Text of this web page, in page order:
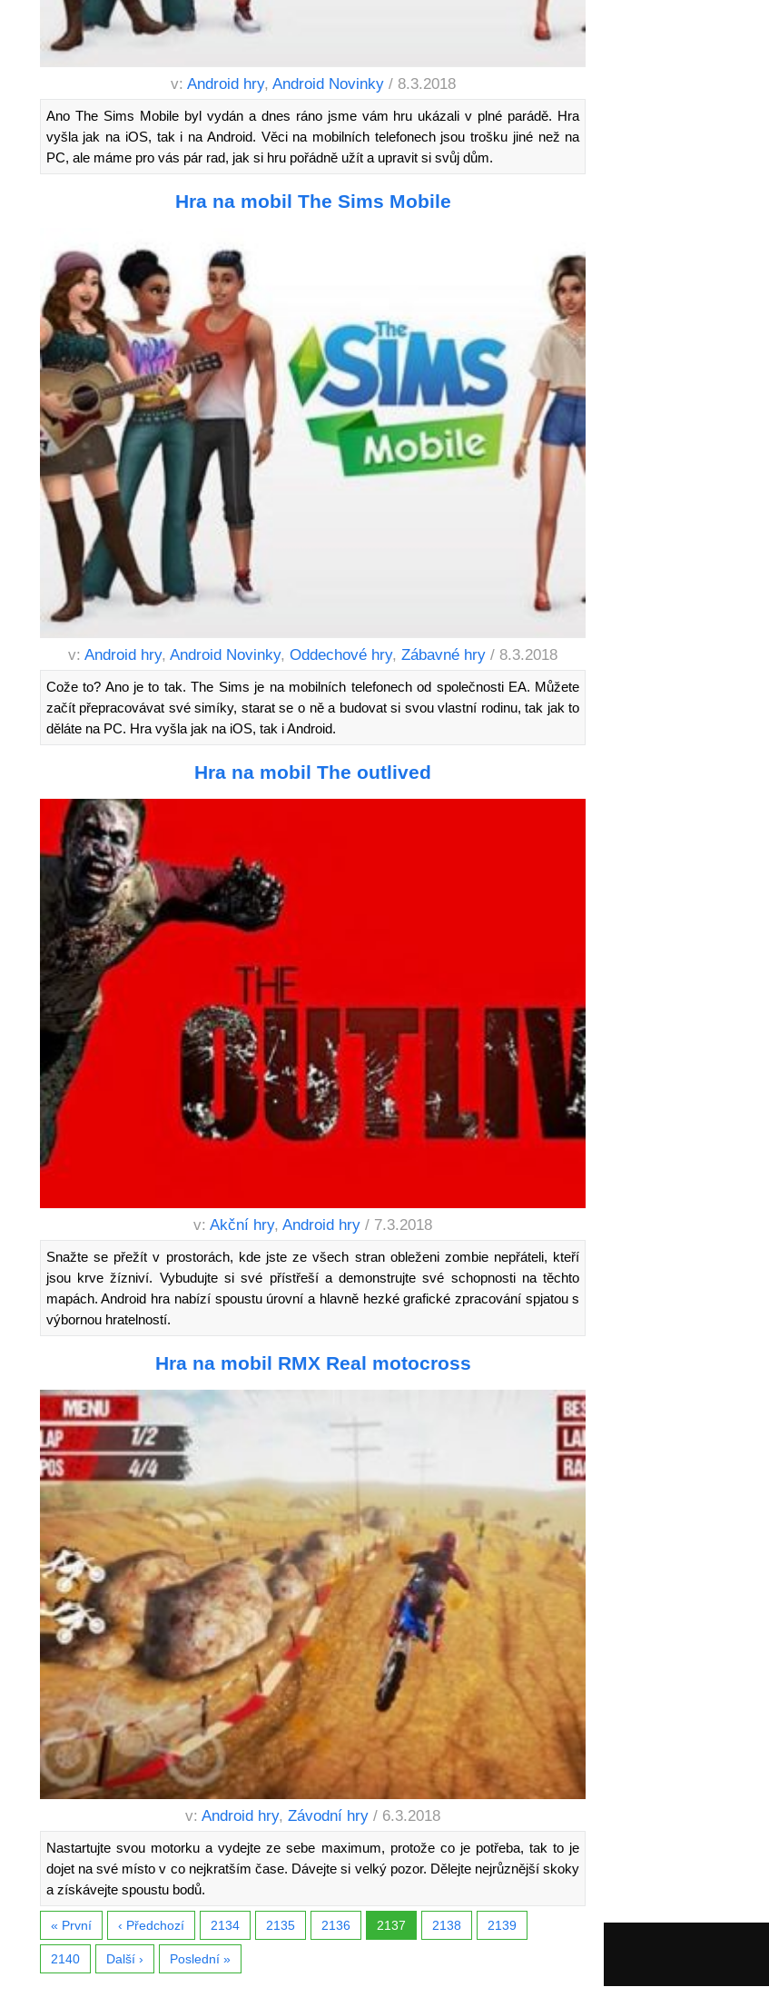
v: Android hry, Android Novinky / 8.3.2018
Ano The Sims Mobile byl vydán a dnes ráno jsme vám hru ukázali v plné parádě. Hra
vyšla jak na iOS, tak i na Android. Věci na mobilních telefonech jsou trošku jiné než na
PC, ale máme pro vás pár rad, jak si hru pořádně užít a upravit si svůj dům.
Hra na mobil The Sims Mobile
v:Android hry,Android Novinky,Oddechové hry,Zábavné hry / 8.3.2018
Cože to? Ano je to tak. The Sims je na mobilních telefonech od společnosti EA. Můžete
začít přepracovávat své simíky, starat se o ně a budovat si svou vlastní rodinu, tak jak to
děláte na PC. Hra vyšla jak na iOS, tak i Android.
Hra na mobil The outlived
v:Akční hry,Android hry / 7.3.2018
Snažte se přežít v prostorách, kde jste ze všech stran obleženi zombie nepřáteli, kteří
jsou krve žízniví. Vybudujte si své přístřeší a demonstrujte své schopnosti na těchto
mapách. Android hra nabízí spoustu úrovní a hlavně hezké grafické zpracování spjatou s
výbornou hratelností.
Hra na mobil RMX Real motocross
v:Android hry,Závodní hry / 6.3.2018
Nastartujte svou motorku a vydejte ze sebe maximum, protože co je potřeba, tak to je
dojet na své místo v co nejkratším čase. Dávejte si velký pozor. Dělejte nejrůznější skoky
a získávejte spoustu bodů.
« První ‹ Předchozí 2134 2135 2136 2137 2138 2139
2140 Další › Poslední »